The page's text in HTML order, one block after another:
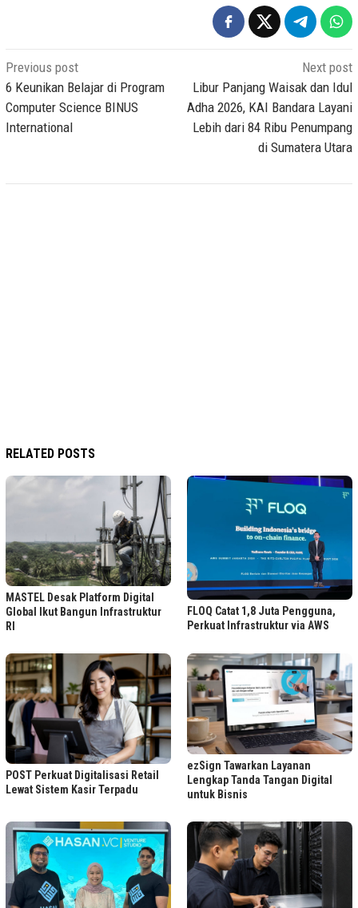
Post
navigation
Previous post
6 Keunikan Belajar di Program
Computer Science BINUS
International
Next post
Libur Panjang Waisak dan Idul
Adha 2026, KAI Bandara Layani
Lebih dari 84 Ribu Penumpang
di Sumatera Utara
RELATED POSTS
MASTEL Desak Platform Digital
Global Ikut Bangun Infrastruktur
RI
FLOQ Catat 1,8 Juta Pengguna,
Perkuat Infrastruktur via AWS
POST Perkuat Digitalisasi Retail
Lewat Sistem Kasir Terpadu
ezSign Tawarkan Layanan
Lengkap Tanda Tangan Digital
untuk Bisnis